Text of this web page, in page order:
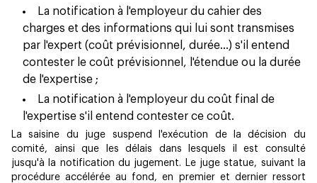
La notification à l'employeur du cahier des
charges et des informations qui lui sont transmises
par l'expert (coût prévisionnel, durée…) s'il entend
contester le coût prévisionnel, l'étendue ou la durée
de l'expertise ;
La notification à l'employeur du coût final de
l'expertise s'il entend contester ce coût.
La saisine du juge suspend l'exécution de la décision du
comité, ainsi que les délais dans lesquels il est consulté
jusqu'à la notification du jugement. Le juge statue, suivant la
procédure accélérée au fond, en premier et dernier ressort